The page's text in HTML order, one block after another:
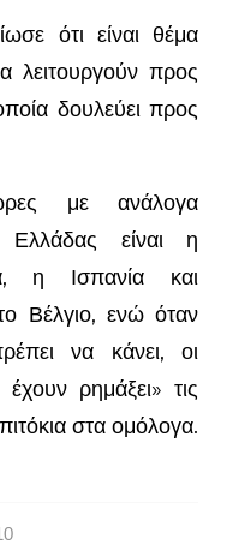
ότι είναι θέμα
λειτουργούν προς
δουλεύει προς
με ανάλογα
είναι η
η Ισπανία και
Βέλγιο, ενώ όταν
να κάνει, οι
ρημάξει» τις
στα ομόλογα.